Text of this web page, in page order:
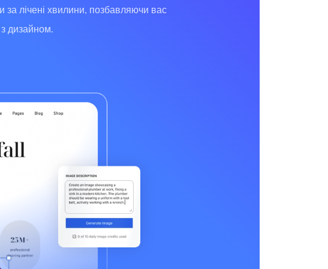
за лічені хвилини, позбавляючи вас
з дизайном.